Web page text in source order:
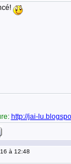
http://jai-
à 12:48